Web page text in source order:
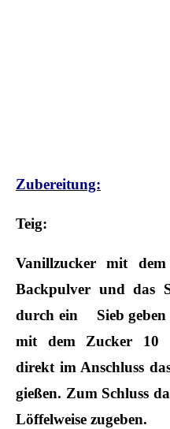
Zubereitung:
Teig:
Vanillzucker mit
Backpulver und das
durch ein Sieb geben
mit dem Zucker 10
direkt im Anschluss
gießen. Zum Schluss
Löffelweise zugeben.